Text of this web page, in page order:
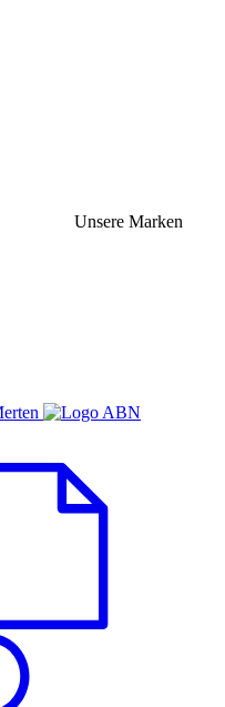
Unsere Marken